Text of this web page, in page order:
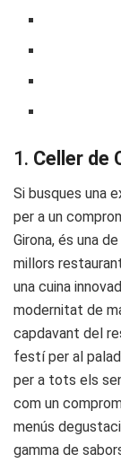
1. Celler de
Si busques una
per a un
Girona, és una
millors
una cuina
modernitat de
capdavant del
festí per al
per a tots els
com un
menús
gamma de